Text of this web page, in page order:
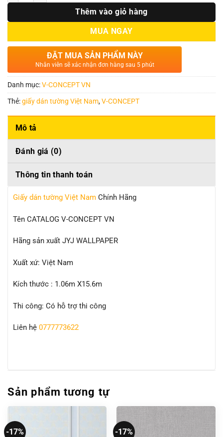
Thêm vào giỏ hàng
MUA NGAY
ĐẶT MUA SẢN PHẨM NÀY
Nhân viên sẽ xác nhận đơn hàng sau 5 phút
Danh mục:V-CONCEPT VN
Thẻ:giấy dán tường Việt Nam,V-CONCEPT
Mô tả
Đánh giá (0)
Thông tin thanh toán
Giấy dán tường Việt Nam Chính Hãng
Tên CATALOG V-CONCEPT VN
Hãng sản xuất JYJ WALLPAPER
Xuất xứ: Việt Nam
Kích thước : 1.06m X15.6m
Thi công: Có hỗ trợ thi công
Liên hệ 0777773622
Sản phẩm tương tự
-17% -17%